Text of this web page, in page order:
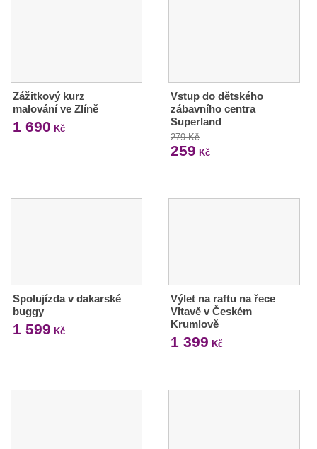
Zážitkový kurz
malování ve Zlíně
1 690 Kč
Vstup do dětského
zábavního centra
Superland
279 Kč
259 Kč
Spolujízda v dakarské
buggy
1 599 Kč
Výlet na raftu na řece
Vltavě v Českém
Krumlově
1 399 Kč